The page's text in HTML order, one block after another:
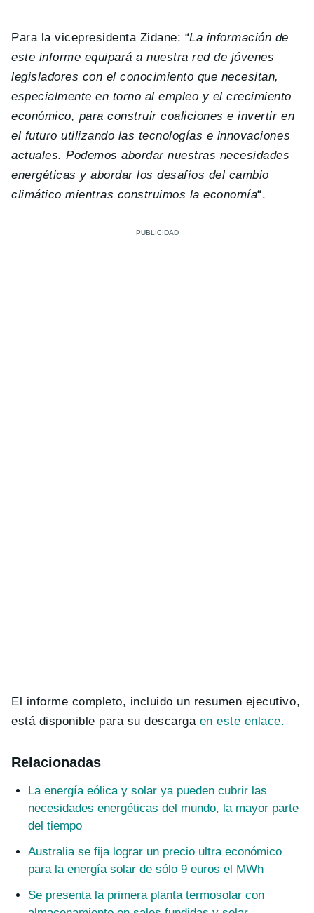
Para la vicepresidenta Zidane: “La información de
este informe equipará a nuestra red de jóvenes
legisladores con el conocimiento que necesitan,
especialmente en torno al empleo y el crecimiento
económico, para construir coaliciones e invertir en
el futuro utilizando las tecnologías e innovaciones
actuales. Podemos abordar nuestras necesidades
energéticas y abordar los desafíos del cambio
climático mientras construimos la economía“.
El informe completo, incluido un resumen ejecutivo,
está disponible para su descarga en este enlace.
Relacionadas
La energía eólica y solar ya pueden cubrir las
necesidades energéticas del mundo, la mayor parte
del tiempo
Australia se fija lograr un precio ultra económico
para la energía solar de sólo 9 euros el MWh
Se presenta la primera planta termosolar con